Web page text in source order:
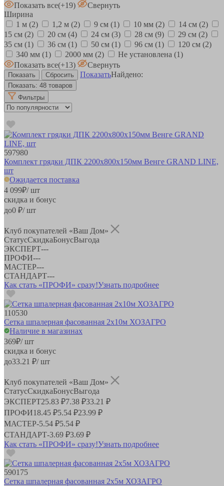
Показать все(+19)
Свернуть
Ширина
1 м (2) 1,2 м (2) 9 см (1) 10 мм (2) 14 см (2)
15 см (2) 20 см (4) 24 см (3) 28 см (9) 29 см (2)
35 см (1) 36 см (1) 50 см (1) 96 см (1) 120 см (2)
340 мм (1) 2000 мм (2) Не установлена (1)
Показать все(+13)
Свернуть
ПоказатьНайдено:
Показать: 48 товаров
Фильтры
597980
Комплект грядки ДПК 2200х800х150мм Венге GRAND LINE,
шт
Ожидается поставка
4 099₽/ шт
скидка и бонус
до0 ₽/ шт
Клуб покупателей «Ваш Дом»
СтатусСкидкаБонусВыгода
ЭКСПЕРТ---
ПРОФИ---
МАСТЕР---
СТАНДАРТ---
Как стать «ПРОФИ» сразу!Узнать подробнее
110530
Сетка шпалерная фасованная 2х10м ХОЗАГРО
Наличие в магазинах
369₽/ шт
скидка и бонус
до33.21 ₽/ шт
Клуб покупателей «Ваш Дом»
СтатусСкидкаБонусВыгода
ЭКСПЕРТ25.83 ₽7.38 ₽33.21 ₽
ПРОФИ18.45 ₽5.54 ₽23.99 ₽
МАСТЕР-5.54 ₽5.54 ₽
СТАНДАРТ-3.69 ₽3.69 ₽
Как стать «ПРОФИ» сразу!Узнать подробнее
590175
Сетка шпалерная фасованная 2х5м ХОЗАГРО